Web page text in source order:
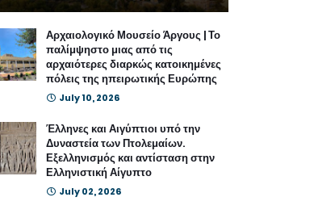
Αρχαιολογικό Μουσείο Άργους | Το
παλίμψηστο μιας από τις
αρχαιότερες διαρκώς κατοικημένες
πόλεις της ηπειρωτικής Ευρώπης
July 10, 2026
Έλληνες και Αιγύπτιοι υπό την
Δυναστεία των Πτολεμαίων.
Εξελληνισμός και αντίσταση στην
Ελληνιστική Αίγυπτο
July 02, 2026